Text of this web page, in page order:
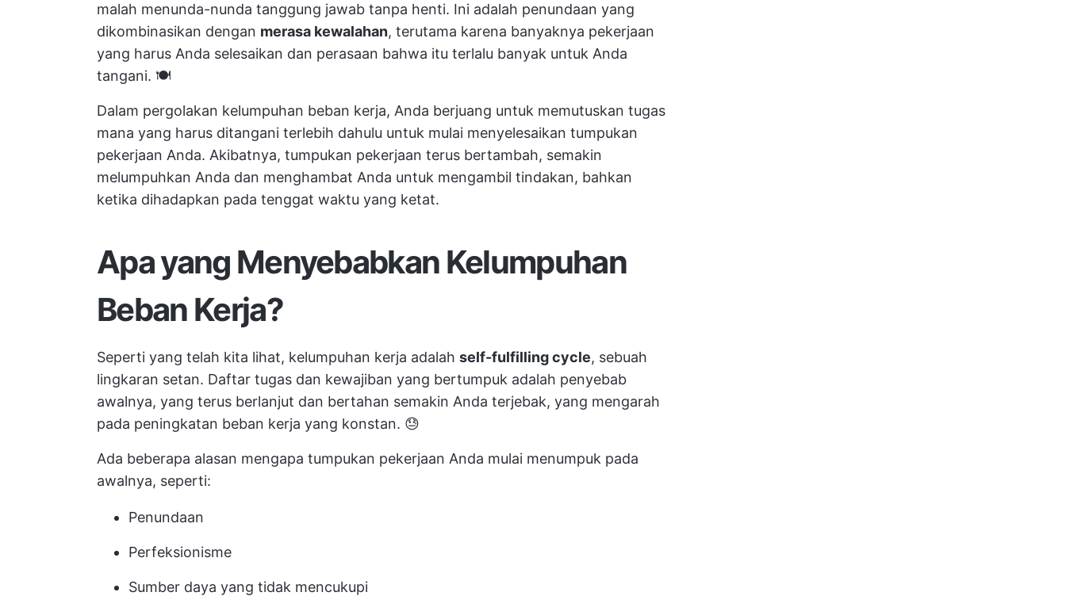
malah menunda-nunda tanggung jawab tanpa henti. Ini adalah penundaan yang
dikombinasikan dengan merasa kewalahan, terutama karena banyaknya pekerjaan
yang harus Anda selesaikan dan perasaan bahwa itu terlalu banyak untuk Anda
tangani. 🍽️
Dalam pergolakan kelumpuhan beban kerja, Anda berjuang untuk memutuskan tugas
mana yang harus ditangani terlebih dahulu untuk mulai menyelesaikan tumpukan
pekerjaan Anda. Akibatnya, tumpukan pekerjaan terus bertambah, semakin
melumpuhkan Anda dan menghambat Anda untuk mengambil tindakan, bahkan
ketika dihadapkan pada tenggat waktu yang ketat.
Apa yang Menyebabkan Kelumpuhan
Beban Kerja?
Seperti yang telah kita lihat, kelumpuhan kerja adalah self-fulfilling cycle, sebuah
lingkaran setan. Daftar tugas dan kewajiban yang bertumpuk adalah penyebab
awalnya, yang terus berlanjut dan bertahan semakin Anda terjebak, yang mengarah
pada peningkatan beban kerja yang konstan. 😓
Ada beberapa alasan mengapa tumpukan pekerjaan Anda mulai menumpuk pada
awalnya, seperti:
Penundaan
Perfeksionisme
Sumber daya yang tidak mencukupi